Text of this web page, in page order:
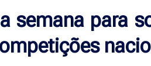
semana para